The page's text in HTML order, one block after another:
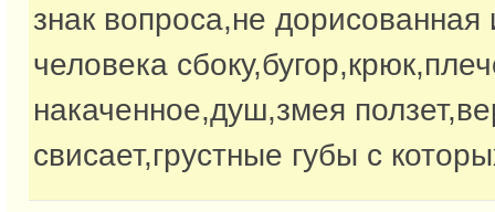
знак вопроса,не
человека
накаченное,душ,змея
свисает,грустные губы с